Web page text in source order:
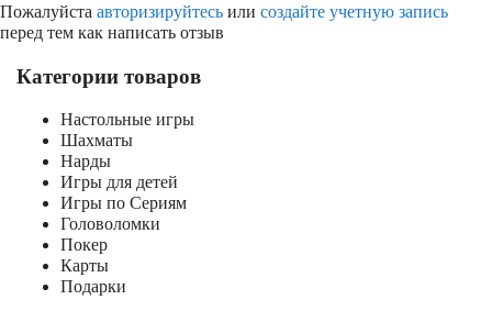
Пожалуйста авторизируйтесь или создайте учетную запись
перед тем как написать отзыв
Категории товаров
Настольные игры
Шахматы
Нарды
Игры для детей
Игры по Сериям
Головоломки
Покер
Карты
Подарки